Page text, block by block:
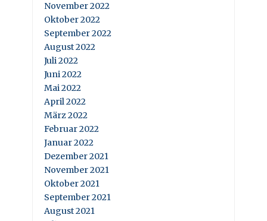
November 2022
Oktober 2022
September 2022
August 2022
Juli 2022
Juni 2022
Mai 2022
April 2022
März 2022
Februar 2022
Januar 2022
Dezember 2021
November 2021
Oktober 2021
September 2021
August 2021